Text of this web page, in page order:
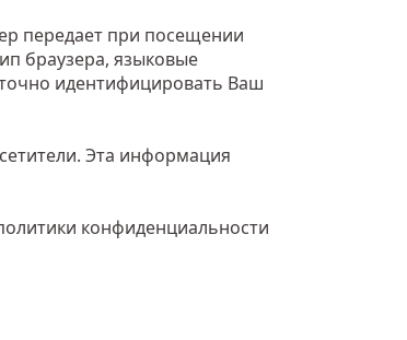
передает при посещении
браузера, языковые
идентифицировать Ваш
Эта информация
конфиденциальности